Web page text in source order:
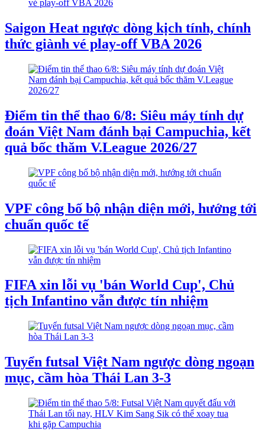
Saigon Heat ngược dòng kịch tính, chính
thức giành vé play-off VBA 2026
Điểm tin thể thao 6/8: Siêu máy tính dự
đoán Việt Nam đánh bại Campuchia, kết
quả bốc thăm V.League 2026/27
VPF công bố bộ nhận diện mới, hướng tới
chuẩn quốc tế
FIFA xin lỗi vụ 'bán World Cup', Chủ
tịch Infantino vẫn được tín nhiệm
Tuyển futsal Việt Nam ngược dòng ngoạn
mục, cầm hòa Thái Lan 3-3